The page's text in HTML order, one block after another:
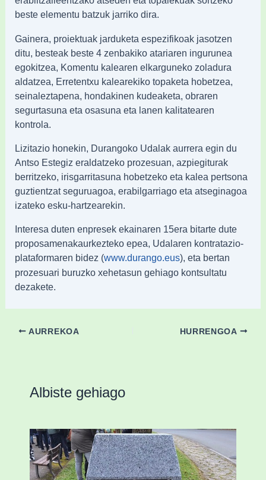
beste elementu batzuk jarriko dira.
Gainera, proiektuak jarduketa espezifikoak jasotzen
ditu, besteak beste 4 zenbakiko atariaren ingurunea
egokitzea, Komentu kalearen elkarguneko zoladura
aldatzea, Erretentxu kalearekiko topaketa hobetzea,
seinaleztapena, hondakinen kudeaketa, obraren
segurtasuna eta osasuna eta lanen kalitatearen
kontrola.
Lizitazio honekin, Durangoko Udalak aurrera egin du
Antso Estegiz eraldatzeko prozesuan, azpiegiturak
berritzeko, irisgarritasuna hobetzeko eta kalea pertsona
guztientzat seguruagoa, erabilgarriago eta atseginagoa
izateko esku-hartzearekin.
Interesa duten enpresek ekainaren 15era bitarte dute
proposamenakaurkezteko epea, Udalaren kontratazio-
plataformaren bidez (www.durango.eus), eta bertan
prozesuari buruzko xehetasun gehiago kontsultatu
dezakete.
AURREKOA HURRENGOA
Albiste gehiago